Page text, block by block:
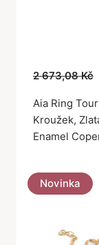
2 673,08 Kč
Aia Ring
Kroužek,
Enamel
Novinka